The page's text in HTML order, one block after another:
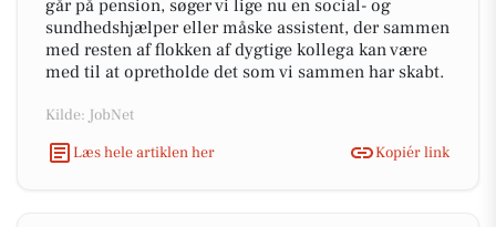
går på pension, søger vi lige nu en social- og
sundhedshjælper eller måske assistent, der sammen
med resten af flokken af dygtige kollega kan være
med til at opretholde det som vi sammen har skabt.
Kilde: JobNet
Læs hele artiklen her
Kopiér link